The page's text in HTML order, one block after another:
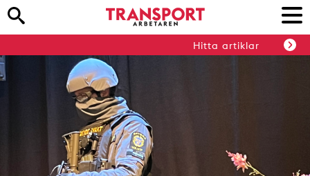
Hitta artiklar